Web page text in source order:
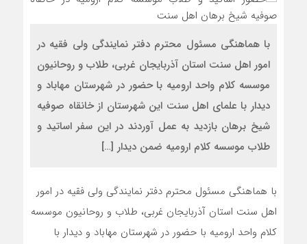
با هماهنگی مسئول محترم دفتر نمایندگی ولی فقیه در
امور اهل سنت استان آذربایجان غربی، طلاب و روحانیون
موسسه کلام واحد ارومیه با حضور در شهرستان مهاباد و
دیدار با علمای اهل سنت این شهرستان از خانقاه صوفیه
شیخ برهان بازدید به عمل آوردند در این سفر اساتید و
طلاب موسسه کلام ارومیه ضمن دیدار […]
با هماهنگی مسئول محترم دفتر نمایندگی ولی فقیه در امور
اهل سنت استان آذربایجان غربی، طلاب و روحانیون موسسه
کلام واحد ارومیه با حضور در شهرستان مهاباد و دیدار با